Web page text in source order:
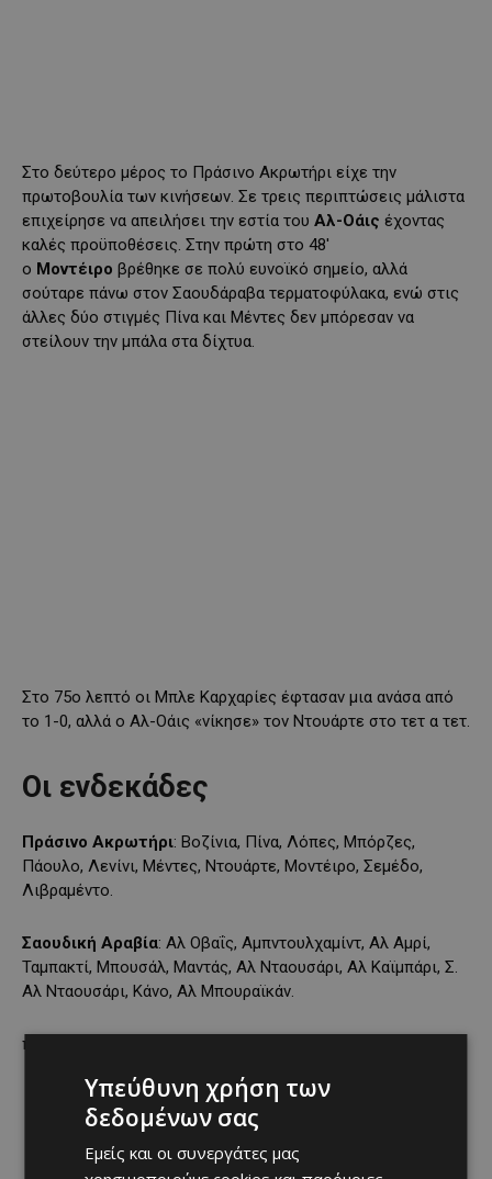
Στο δεύτερο μέρος το Πράσινο Ακρωτήρι είχε την
πρωτοβουλία των κινήσεων. Σε τρεις περιπτώσεις μάλιστα
επιχείρησε να απειλήσει την εστία του Αλ-Οάις έχοντας
καλές προϋποθέσεις. Στην πρώτη στο 48′
ο Μοντέιρο βρέθηκε σε πολύ ευνοϊκό σημείο, αλλά
σούταρε πάνω στον Σαουδάραβα τερματοφύλακα, ενώ στις
άλλες δύο στιγμές Πίνα και Μέντες δεν μπόρεσαν να
στείλουν την μπάλα στα δίχτυα.
Στο 75ο λεπτό οι Μπλε Καρχαρίες έφτασαν μια ανάσα από
το 1-0, αλλά ο Αλ-Οάις «νίκησε» τον Ντουάρτε στο τετ α τετ.
Οι ενδεκάδες
Πράσινο Ακρωτήρι: Βοζίνια, Πίνα, Λόπες, Μπόρζες,
Πάουλο, Λενίνι, Μέντες, Ντουάρτε, Μοντέιρο, Σεμέδο,
Λιβραμέντο.
Σαουδική Αραβία: Αλ Οβαΐς, Αμπντουλχαμίντ, Αλ Αμρί,
Ταμπακτί, Μπουσάλ, Μαντάς, Αλ Νταουσάρι, Αλ Καϊμπάρι, Σ.
Αλ Νταουσάρι, Κάνο, Αλ Μπουραϊκάν.
πηγή: sportal.gr
Υπεύθυνη χρήση των
δεδομένων σας
Εμείς και οι συνεργάτες μας